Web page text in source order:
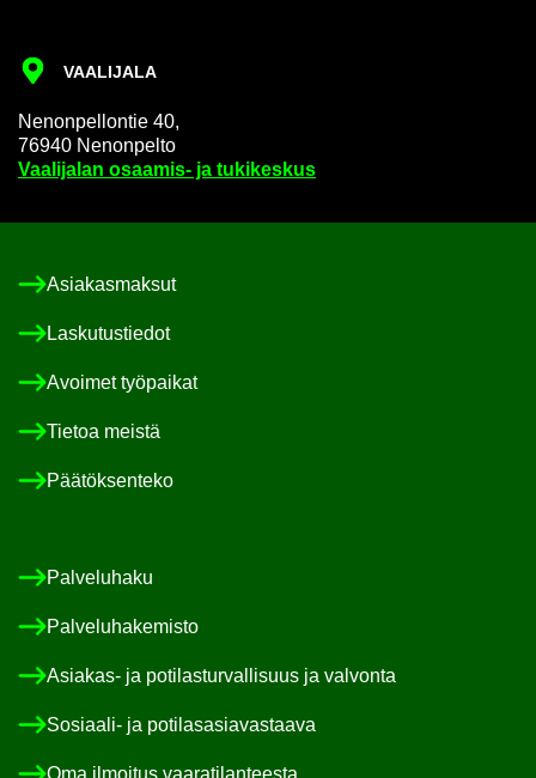
VAA­LI­JA­LA
Ne­non­pel­lon­tie 40,
76940 Ne­non­pel­to
Vaa­li­ja­lan osaamis-​ ja tu­ki­kes­kus
Asia­kas­mak­sut
Las­ku­tus­tie­dot
Avoi­met työ­pai­kat
Tie­toa meis­tä
Pää­tök­sen­te­ko
Pal­ve­lu­ha­ku
Pal­ve­lu­ha­ke­mis­to
Asiakas-​ ja po­ti­las­tur­val­li­suus ja val­von­ta
Sosiaali-​ ja po­ti­las­asia­vas­taa­va
Oma il­moi­tus vaa­ra­ti­lan­tees­ta